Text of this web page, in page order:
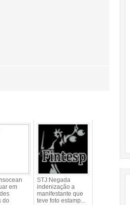
em
do
STJ:Negada
indenização a
manifestante que
teve foto estamp...